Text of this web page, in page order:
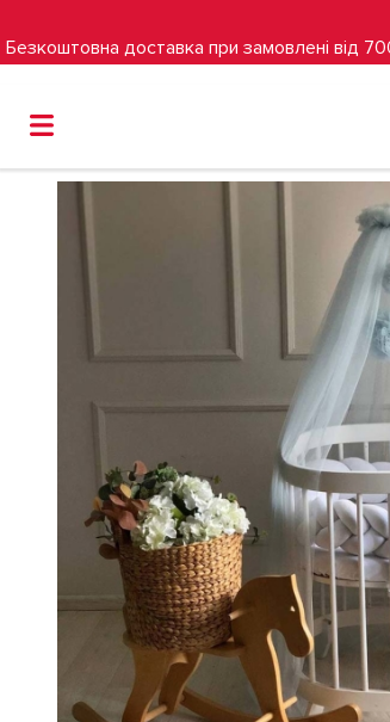
Безкоштовна доставка при замовлені від